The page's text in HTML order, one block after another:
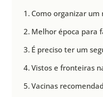
Como organizar
Melhor época para
É preciso ter um
Vistos e fronteiras
Vacinas